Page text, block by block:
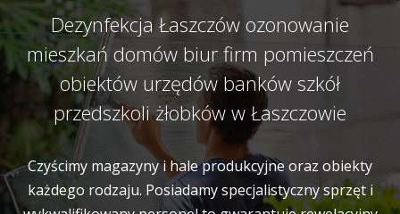
Dezynfekcja Łaszczów ozonowanie
mieszkań domów biur firm pomieszczeń
obiektów urzędów banków szkół
przedszkoli żłobków w Łaszczowie
Czyścimy magazyny i hale produkcyjne oraz obiekty
każdego rodzaju. Posiadamy specjalistyczny sprzęt i